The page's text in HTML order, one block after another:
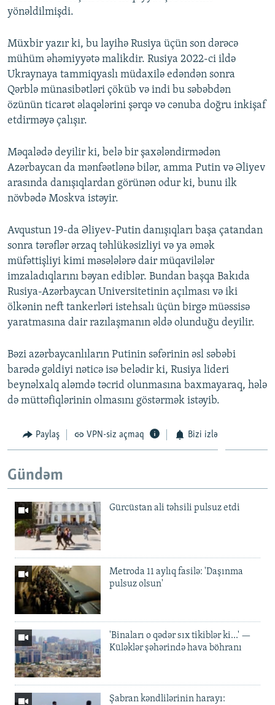
yönəldilmişdi.
Müxbir yazır ki, bu layihə Rusiya üçün son dərəcə
mühüm əhəmiyyətə malikdir. Rusiya 2022-ci ildə
Ukraynaya tammiqyaslı müdaxilə edəndən sonra
Qərblə münasibətləri çöküb və indi bu səbəbdən
özünün ticarət əlaqələrini şərqə və cənuba doğru inkişaf
etdirməyə çalışır.
Məqalədə deyilir ki, belə bir şaxələndirmədən
Azərbaycan da mənfəətlənə bilər, amma Putin və Əliyev
arasında danışıqlardan görünən odur ki, bunu ilk
növbədə Moskva istəyir.
Avqustun 19-da Əliyev-Putin danışıqları başa çatandan
sonra tərəflər ərzaq təhlükəsizliyi və ya əmək
müfəttişliyi kimi məsələlərə dair müqavilələr
imzaladıqlarını bəyan ediblər. Bundan başqa Bakıda
Rusiya-Azərbaycan Universitetinin açılması və iki
ölkənin neft tankerləri istehsalı üçün birgə müəssisə
yaratmasına dair razılaşmanın əldə olunduğu deyilir.
Bəzi azərbaycanlıların Putinin səfərinin əsl səbəbi
barədə gəldiyi nəticə isə belədir ki, Rusiya lideri
beynəlxalq aləmdə təcrid olunmasına baxmayaraq, hələ
də müttəfiqlərinin olmasını göstərmək istəyib.
Paylaş VPN-siz açmaq Bizi izlə
Gündəm
Gürcüstan ali təhsili pulsuz etdi
Metroda 11 aylıq fasilə: 'Daşınma
pulsuz olsun'
'Binaları o qədər sıx tikiblər ki...' —
Küləklər şəhərində hava böhranı
Şabran kəndlilərinin harayı: